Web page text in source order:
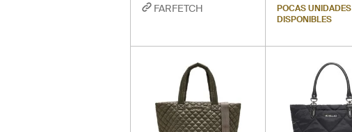
FARFETCH
POCAS UNIDADES
DISPONIBLES